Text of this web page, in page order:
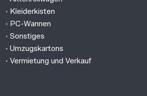
• Kleiderkisten
• PC-Wannen
• Sonstiges
• Umzugskartons
• Vermietung und Verkauf